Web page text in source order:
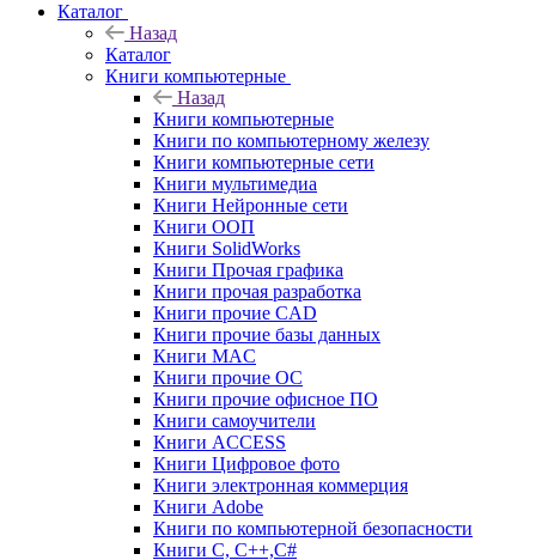
Каталог
Назад
Каталог
Книги компьютерные
Назад
Книги компьютерные
Книги по компьютерному железу
Книги компьютерные сети
Книги мультимедиа
Книги Нейронные сети
Книги ООП
Книги SolidWorks
Книги Прочая графика
Книги прочая разработка
Книги прочие CAD
Книги прочие базы данных
Книги MAC
Книги прочие ОС
Книги прочие офисное ПО
Книги самоучители
Книги ACCESS
Книги Цифровое фото
Книги электронная коммерция
Книги Adobe
Книги по компьютерной безопасности
Книги C, C++,С#